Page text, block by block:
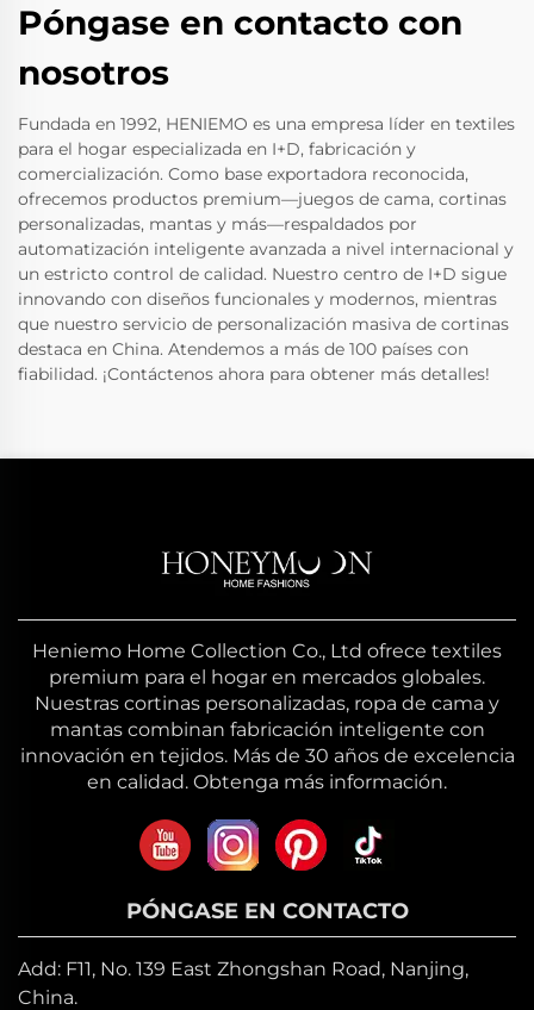
Póngase en contacto con
nosotros
Fundada en 1992, HENIEMO es una empresa líder en textiles
para el hogar especializada en I+D, fabricación y
comercialización. Como base exportadora reconocida,
ofrecemos productos premium—juegos de cama, cortinas
personalizadas, mantas y más—respaldados por
automatización inteligente avanzada a nivel internacional y
un estricto control de calidad. Nuestro centro de I+D sigue
innovando con diseños funcionales y modernos, mientras
que nuestro servicio de personalización masiva de cortinas
destaca en China. Atendemos a más de 100 países con
fiabilidad. ¡Contáctenos ahora para obtener más detalles!
Heniemo Home Collection Co., Ltd ofrece textiles
premium para el hogar en mercados globales.
Nuestras cortinas personalizadas, ropa de cama y
mantas combinan fabricación inteligente con
innovación en tejidos. Más de 30 años de excelencia
en calidad. Obtenga más información.
PÓNGASE EN CONTACTO
Add: F11, No. 139 East Zhongshan Road, Nanjing,
China.